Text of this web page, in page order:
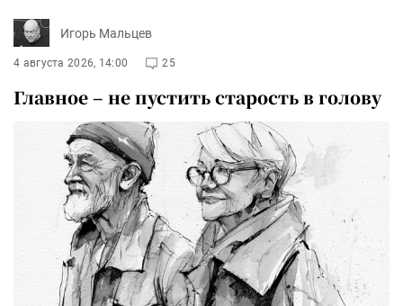
Игорь Мальцев
4 августа 2026, 14:00 25
Главное – не пустить старость в голову